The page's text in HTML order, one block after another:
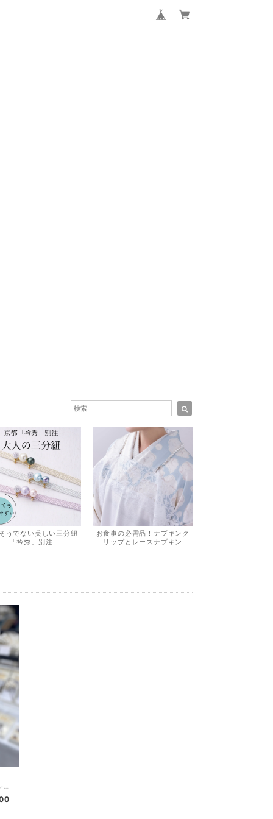
うでない美しい三分紐
「衿秀」別注
お食事の必需品！ナプキンク
リップとレースナプキン